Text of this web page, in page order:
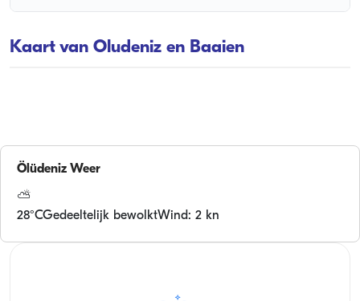
Kaart van Oludeniz en Baaien
Ölüdeniz Weer
⛅
28°CGedeeltelijk bewolktWind: 2 kn